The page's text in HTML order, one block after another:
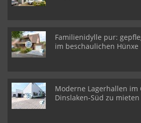
Familienidylle pur:
im beschaulichen Hünxe
Moderne Lagerhallen im
Dinslaken-Süd zu mieten